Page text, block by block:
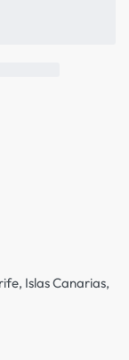
Islas Canarias,